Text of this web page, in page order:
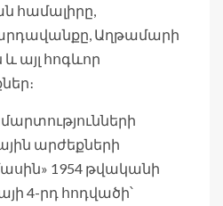
Աղթամարի
այլ հոգևոր
արժեքների
1954 թվականի
4-րդ հոդվածի՝